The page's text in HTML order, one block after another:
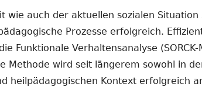
wie auch der aktuellen sozialen
Prozesse erfolgreich.
Funktionale Verhaltensanalyse
Methode wird seit längerem sowohl in
heilpädagogischen Kontext erfolgreich